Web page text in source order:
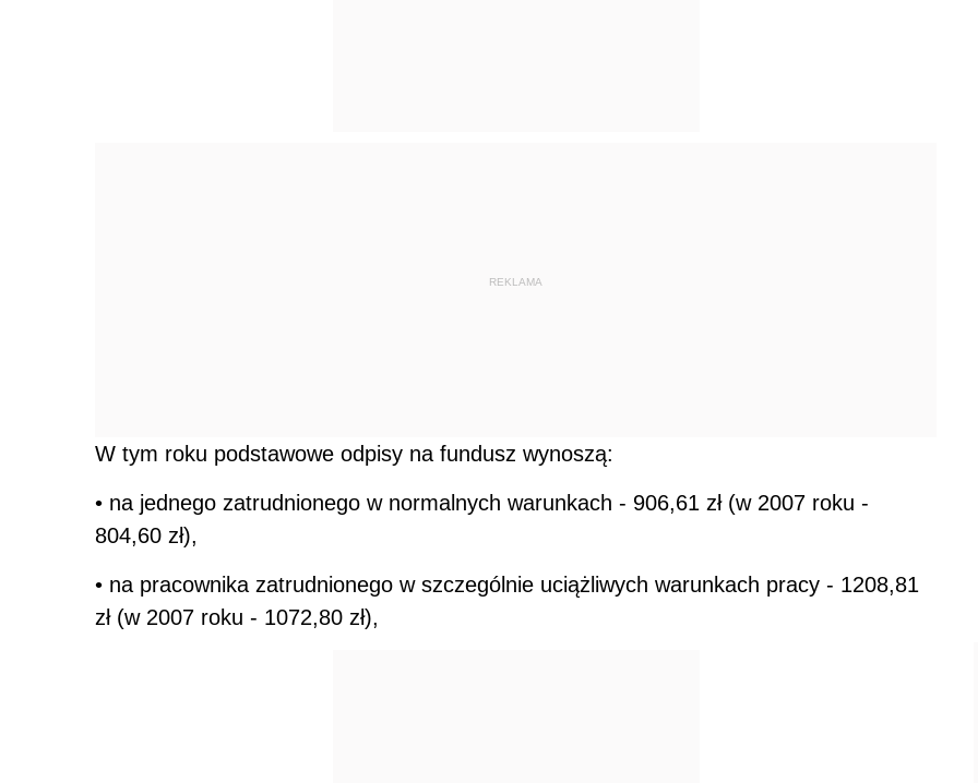
REKLAMA
W tym roku podstawowe odpisy na fundusz wynoszą:
• na jednego zatrudnionego w normalnych warunkach - 906,61 zł (w 2007 roku -
804,60 zł),
• na pracownika zatrudnionego w szczególnie uciążliwych warunkach pracy - 1208,81
zł (w 2007 roku - 1072,80 zł),